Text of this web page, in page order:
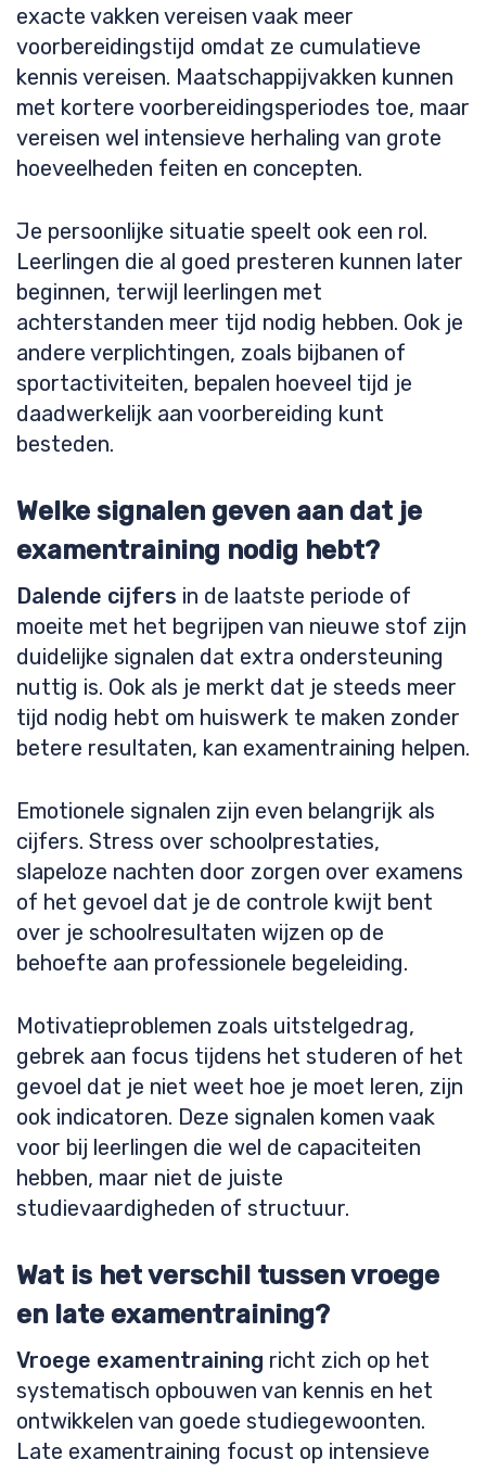
exacte vakken vereisen vaak meer
voorbereidingstijd omdat ze cumulatieve
kennis vereisen. Maatschappijvakken kunnen
met kortere voorbereidingsperiodes toe, maar
vereisen wel intensieve herhaling van grote
hoeveelheden feiten en concepten.
Je persoonlijke situatie speelt ook een rol.
Leerlingen die al goed presteren kunnen later
beginnen, terwijl leerlingen met
achterstanden meer tijd nodig hebben. Ook je
andere verplichtingen, zoals bijbanen of
sportactiviteiten, bepalen hoeveel tijd je
daadwerkelijk aan voorbereiding kunt
besteden.
Welke signalen geven aan dat je
examentraining nodig hebt?
Dalende cijfers in de laatste periode of
moeite met het begrijpen van nieuwe stof zijn
duidelijke signalen dat extra ondersteuning
nuttig is. Ook als je merkt dat je steeds meer
tijd nodig hebt om huiswerk te maken zonder
betere resultaten, kan examentraining helpen.
Emotionele signalen zijn even belangrijk als
cijfers. Stress over schoolprestaties,
slapeloze nachten door zorgen over examens
of het gevoel dat je de controle kwijt bent
over je schoolresultaten wijzen op de
behoefte aan professionele begeleiding.
Motivatieproblemen zoals uitstelgedrag,
gebrek aan focus tijdens het studeren of het
gevoel dat je niet weet hoe je moet leren, zijn
ook indicatoren. Deze signalen komen vaak
voor bij leerlingen die wel de capaciteiten
hebben, maar niet de juiste
studievaardigheden of structuur.
Wat is het verschil tussen vroege
en late examentraining?
Vroege examentraining richt zich op het
systematisch opbouwen van kennis en het
ontwikkelen van goede studiegewoonten.
Late examentraining focust op intensieve